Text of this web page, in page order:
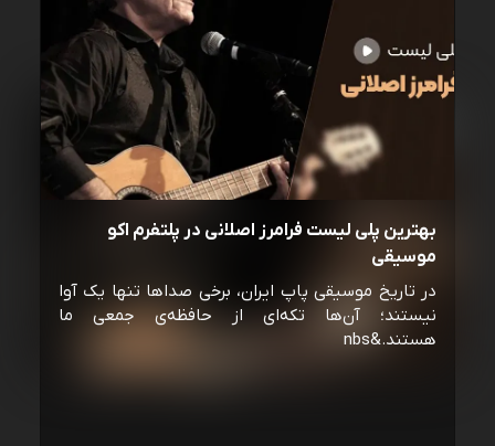
بهترین پلی لیست فرامرز اصلانی در پلتفرم اکو
موسیقی
در تاریخ موسیقی پاپ ایران، برخی صداها تنها یک آوا
نیستند؛ آن‌ها تکه‌ای از حافظه‌ی جمعی ما
هستند.&nbs